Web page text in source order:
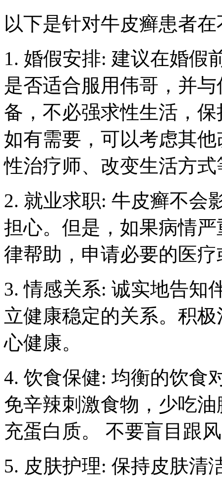
以下是针对牛皮癣患者
1. 婚假安排: 建议在婚假
是否适合服用伟哥，并
备，不必强求性生活，
如有需要，可以考虑其
性治疗师、改变生活方式
2. 就业求职: 牛皮癣不会
担心。但是，如果病情
律帮助，申请必要的医
3. 情感关系: 诚实地告知
立健康稳定的关系。积
心健康。
4. 饮食保健: 均衡的饮食
免辛辣刺激食物，少吃
充蛋白质。 不要盲目跟
5. 皮肤护理: 保持皮肤清